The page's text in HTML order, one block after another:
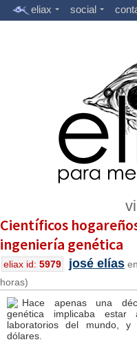
eliax social
Científicos
ingeniería genética
eliax id: 5979 josé elías
horas)
Hace apenas una
genética implicaba
laboratorios del mundo,
dólares.